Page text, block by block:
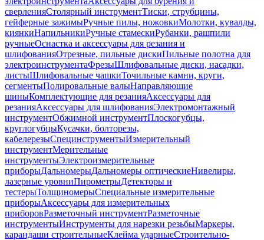
сверленияСтолярный инструментТиски, струбцины,
гейферные зажимыРучные пилы, ножовкиМолотки, кувалды,
киянкиНапильникиРучные стамескиРубанки, рашпили
ручныеОснастка и аксессуары для резания и
шлифованияОтрезные, пильные дискиПильные полотна для
электроинструментаФрезыШлифовальные диски, насадки,
листыШлифовальные чашкиТочильные камни, круги,
сегментыПолировальные валыНаправляющие
шиныКомплектующие для резанияАксессуары для
резанияАксессуары для шлифованияЭлектромонтажный
инструментОбжимной инструментПлоскогубцы,
круглогубцыКусачки, болторезы,
кабелерезыСпецинструментыИзмерительный
инструментМерительные
инструментыЭлектроизмерительные
приборыДальномерыДальномеры оптическиеНивелиры,
лазерные уровниПирометрыДетекторы и
тестерыТолщиномерыСпециальные измерительные
приборыАксессуары для измерительных
приборовРазметочный инструментРазметочные
инструментыИнструменты для нарезки резьбыМаркеры,
карандаши строительныеКлейма ударныеСтроительно-